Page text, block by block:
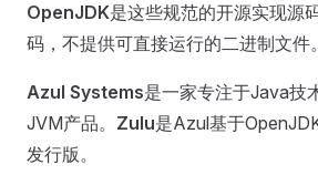
OpenJDK是这些规范的开源实现源
码，不提供可直接运行的二进制文件。
Azul Systems是一家专注于Java技
JVM产品。 Zulu是Azul基于
发行版。